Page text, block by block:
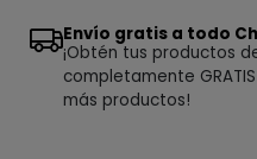
Envío gratis a todo
¡Obtén tus productos
completamente
más productos!